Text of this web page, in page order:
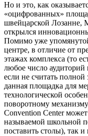
Но и это, как
«оцифрованных»
швейцарской Лозанне,
открылся
Помимо уже
центре, в отличие от
этажах комплекса (то
любое число аудиторий
если не считать полной
данная площадка для
технологической
поворотному
Convention Center
называемой школьной
поставить столы), так